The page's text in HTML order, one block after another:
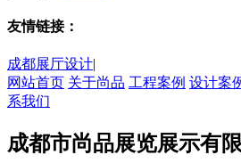
友情链接：
成都展厅设计|
网站首页 关于尚品 工程案例 设计案
系我们
成都市尚品展览展示有